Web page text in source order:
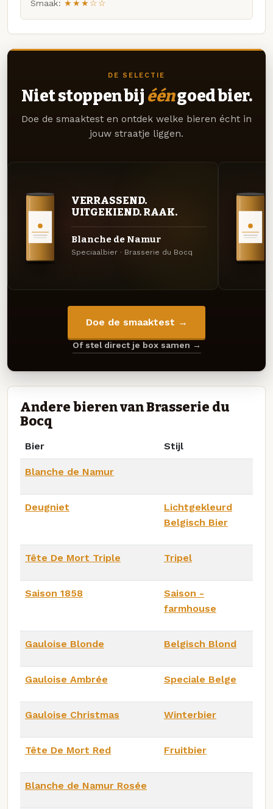
Smaak: ★★★☆☆
DE SELECTIE
Niet stoppen bij ééngoed bier.
Doe de smaaktest en ontdek welke bieren écht in
jouw straatje liggen.
VERRASSEND.
UITGEKIEND. RAAK.
Blanche de Namur
Speciaalbier · Brasserie du Bocq
Doe de smaaktest →
Of stel direct je box samen →
Andere bieren van Brasserie du
Bocq
Bier Stijl
Blanche de Namur
Deugniet
Lichtgekleurd
Belgisch Bier
Tête De Mort Triple Tripel
Saison 1858
Saison -
farmhouse
Gauloise Blonde Belgisch Blond
Gauloise Ambrée Speciale Belge
Gauloise Christmas Winterbier
Tête De Mort Red Fruitbier
Blanche de Namur Rosée